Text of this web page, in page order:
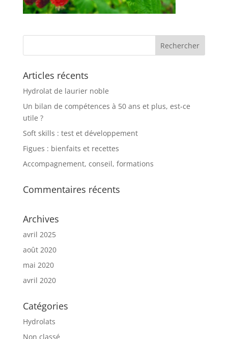
Articles récents
Hydrolat de laurier noble
Un bilan de compétences à 50 ans et plus, est-ce
utile ?
Soft skills : test et développement
Figues : bienfaits et recettes
Accompagnement, conseil, formations
Commentaires récents
Archives
avril 2025
août 2020
mai 2020
avril 2020
Catégories
Hydrolats
Non classé